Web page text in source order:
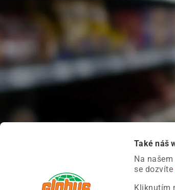
Také náš
Na
se dozvíte
Kliknutím